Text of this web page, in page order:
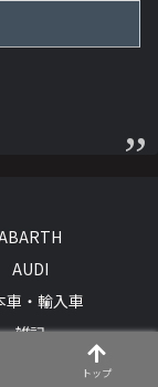
AUDI
車・輸入車
雑記
でした/GOCCHI.
トップ